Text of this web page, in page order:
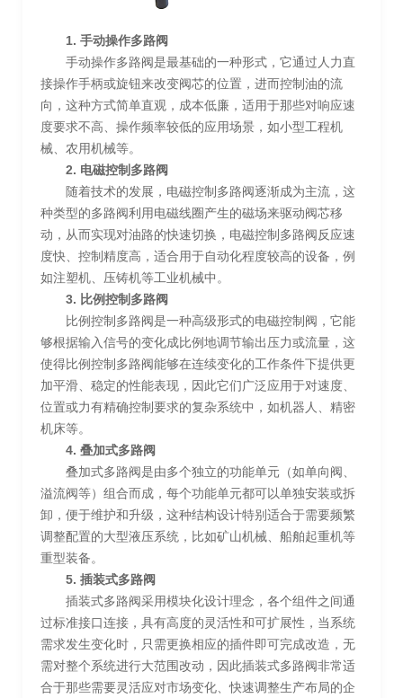
1. 手动操作多路阀
手动操作多路阀是最基础的一种形式，它通过人力直
接操作手柄或旋钮来改变阀芯的位置，进而控制油的流
向，这种方式简单直观，成本低廉，适用于那些对响应速
度要求不高、操作频率较低的应用场景，如小型工程机
械、农用机械等。
2. 电磁控制多路阀
随着技术的发展，电磁控制多路阀逐渐成为主流，这
种类型的多路阀利用电磁线圈产生的磁场来驱动阀芯移
动，从而实现对油路的快速切换，电磁控制多路阀反应速
度快、控制精度高，适合用于自动化程度较高的设备，例
如注塑机、压铸机等工业机械中。
3. 比例控制多路阀
比例控制多路阀是一种高级形式的电磁控制阀，它能
够根据输入信号的变化成比例地调节输出压力或流量，这
使得比例控制多路阀能够在连续变化的工作条件下提供更
加平滑、稳定的性能表现，因此它们广泛应用于对速度、
位置或力有精确控制要求的复杂系统中，如机器人、精密
机床等。
4. 叠加式多路阀
叠加式多路阀是由多个独立的功能单元（如单向阀、
溢流阀等）组合而成，每个功能单元都可以单独安装或拆
卸，便于维护和升级，这种结构设计特别适合于需要频繁
调整配置的大型液压系统，比如矿山机械、船舶起重机等
重型装备。
5. 插装式多路阀
插装式多路阀采用模块化设计理念，各个组件之间通
过标准接口连接，具有高度的灵活性和可扩展性，当系统
需求发生变化时，只需更换相应的插件即可完成改造，无
需对整个系统进行大范围改动，因此插装式多路阀非常适
合于那些需要灵活应对市场变化、快速调整生产布局的企